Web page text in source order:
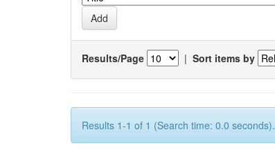
Results/Page | Sort items by
Results 1-1 of 1 (Search time: 0.0 seconds).